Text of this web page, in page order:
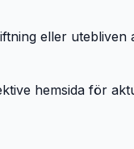
eller
hemsida för